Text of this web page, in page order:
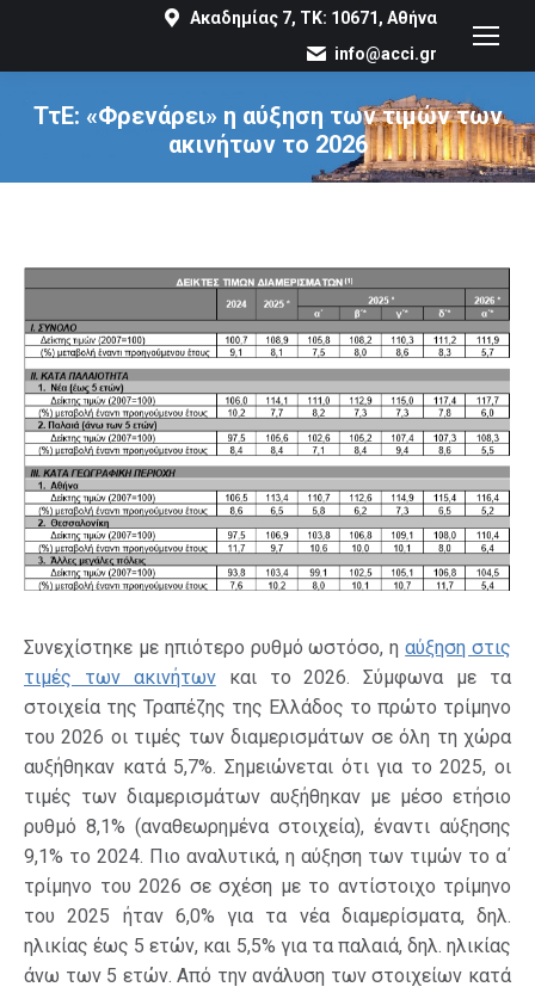
Ακαδημίας 7, ΤΚ: 10671, Αθήνα
info@acci.gr
ΤτΕ: «Φρενάρει» η αύξηση των τιμών των
ακινήτων το 2026
You are here:
Συνεχίστηκε με ηπιότερο ρυθμό ωστόσο, ηαύξηση στις
τιμές των ακινήτωνκαι το 2026. Σύμφωνα με τα
στοιχεία της Τραπέζης της Ελλάδος το πρώτο τρίμηνο
του 2026 οι τιμές των διαμερισμάτων σε όλη τη χώρα
αυξήθηκαν κατά 5,7%. Σημειώνεται ότι για το 2025, οι
τιμές των διαμερισμάτων αυξήθηκαν με μέσο ετήσιο
ρυθμό 8,1% (αναθεωρημένα στοιχεία), έναντι αύξησης
9,1% το 2024. Πιο αναλυτικά, η αύξηση των τιμών το α΄
τρίμηνο του 2026 σε σχέση με το αντίστοιχο τρίμηνο
του 2025 ήταν 6,0% για τα νέα διαμερίσματα, δηλ.
ηλικίας έως 5 ετών, και 5,5% για τα παλαιά, δηλ. ηλικίας
άνω των 5 ετών. Από την ανάλυση των στοιχείων κατά